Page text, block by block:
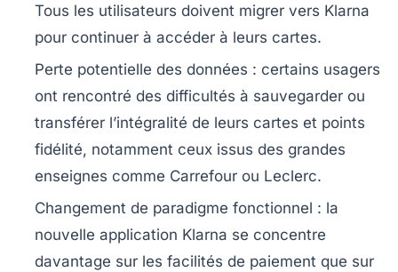
Tous les utilisateurs doivent migrer vers Klarna
pour continuer à accéder à leurs cartes.
Perte potentielle des données : certains usagers
ont rencontré des difficultés à sauvegarder ou
transférer l’intégralité de leurs cartes et points
fidélité, notamment ceux issus des grandes
enseignes comme Carrefour ou Leclerc.
Changement de paradigme fonctionnel : la
nouvelle application Klarna se concentre
davantage sur les facilités de paiement que sur